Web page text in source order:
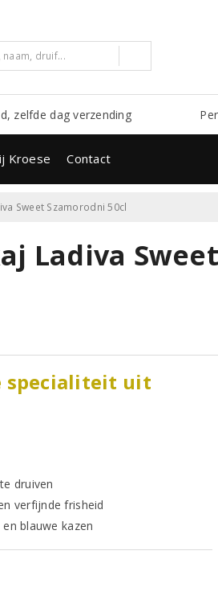
zelfde dag verzending
Kroese Contact
Sweet Szamorodni 50cl
Ladiva
specialiteit uit
druiven
verfijnde frisheid
blauwe kazen